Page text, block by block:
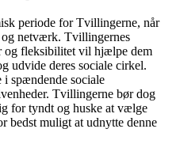
periode for Tvillingerne, når
netværk. Tvillingernes
og fleksibilitet vil hjælpe dem
udvide deres sociale cirkel.
spændende sociale
Tvillingerne bør dog
for tyndt og huske at vælge
bedst muligt at udnytte denne